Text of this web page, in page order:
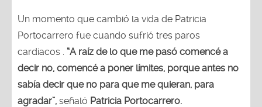
Un momento que cambió la vida de Patricia
Portocarrero fue cuando sufrió tres paros
cardiacos . “A raíz de lo que me pasó comencé a
decir no, comencé a poner límites, porque antes no
sabía decir que no para que me quieran, para
agradar”, señaló Patricia Portocarrero.